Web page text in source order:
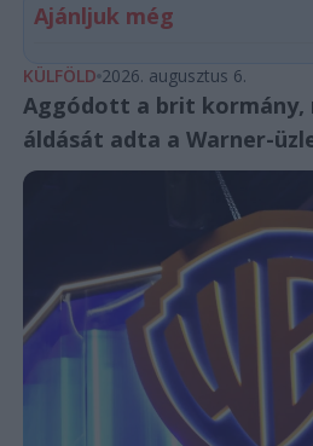
Ajánljuk még
KÜLFÖLD 2026. augusztus 6.
Aggódott a brit kormány,
áldását adta a Warner-